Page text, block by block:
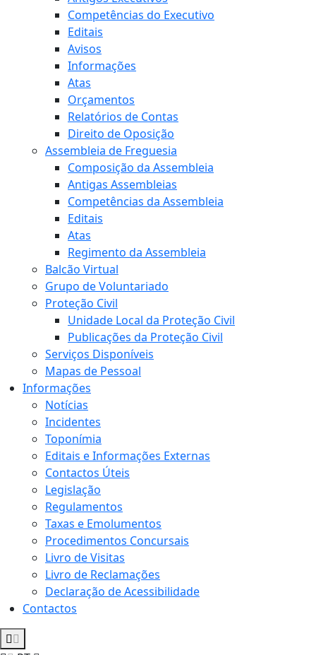
Competências do Executivo
Editais
Avisos
Informações
Atas
Orçamentos
Relatórios de Contas
Direito de Oposição
Assembleia de Freguesia
Composição da Assembleia
Antigas Assembleias
Competências da Assembleia
Editais
Atas
Regimento da Assembleia
Balcão Virtual
Grupo de Voluntariado
Proteção Civil
Unidade Local da Proteção Civil
Publicações da Proteção Civil
Serviços Disponíveis
Mapas de Pessoal
Informações
Notícias
Incidentes
Toponímia
Editais e Informações Externas
Contactos Úteis
Legislação
Regulamentos
Taxas e Emolumentos
Procedimentos Concursais
Livro de Visitas
Livro de Reclamações
Declaração de Acessibilidade
Contactos